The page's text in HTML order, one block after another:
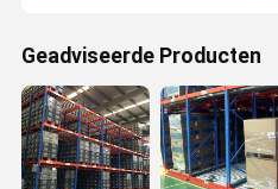
Geadviseerde Producten